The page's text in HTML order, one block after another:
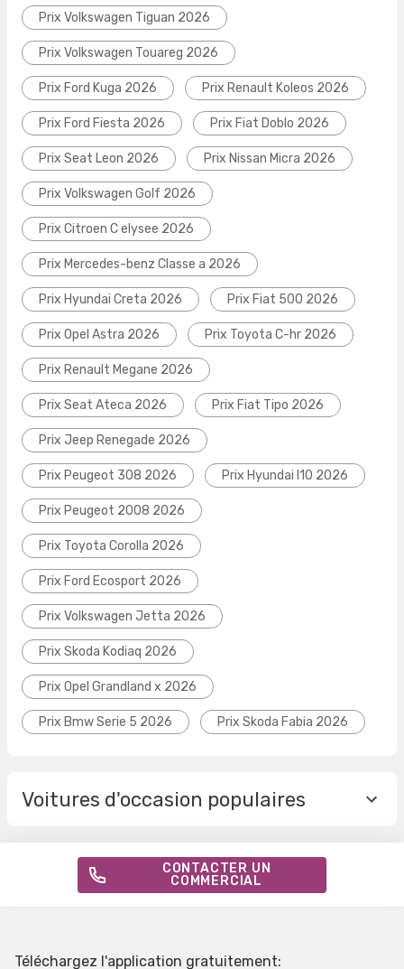
Prix Volkswagen Tiguan 2026
Prix Volkswagen Touareg 2026
Prix Ford Kuga 2026 Prix Renault Koleos 2026
Prix Ford Fiesta 2026 Prix Fiat Doblo 2026
Prix Seat Leon 2026 Prix Nissan Micra 2026
Prix Volkswagen Golf 2026
Prix Citroen C elysee 2026
Prix Mercedes-benz Classe a 2026
Prix Hyundai Creta 2026 Prix Fiat 500 2026
Prix Opel Astra 2026 Prix Toyota C-hr 2026
Prix Renault Megane 2026
Prix Seat Ateca 2026 Prix Fiat Tipo 2026
Prix Jeep Renegade 2026
Prix Peugeot 308 2026 Prix Hyundai I10 2026
Prix Peugeot 2008 2026
Prix Toyota Corolla 2026
Prix Ford Ecosport 2026
Prix Volkswagen Jetta 2026
Prix Skoda Kodiaq 2026
Prix Opel Grandland x 2026
Prix Bmw Serie 5 2026 Prix Skoda Fabia 2026
Voitures d'occasion populaires
CONTACTER UN
COMMERCIAL
Téléchargez l'application gratuitement: